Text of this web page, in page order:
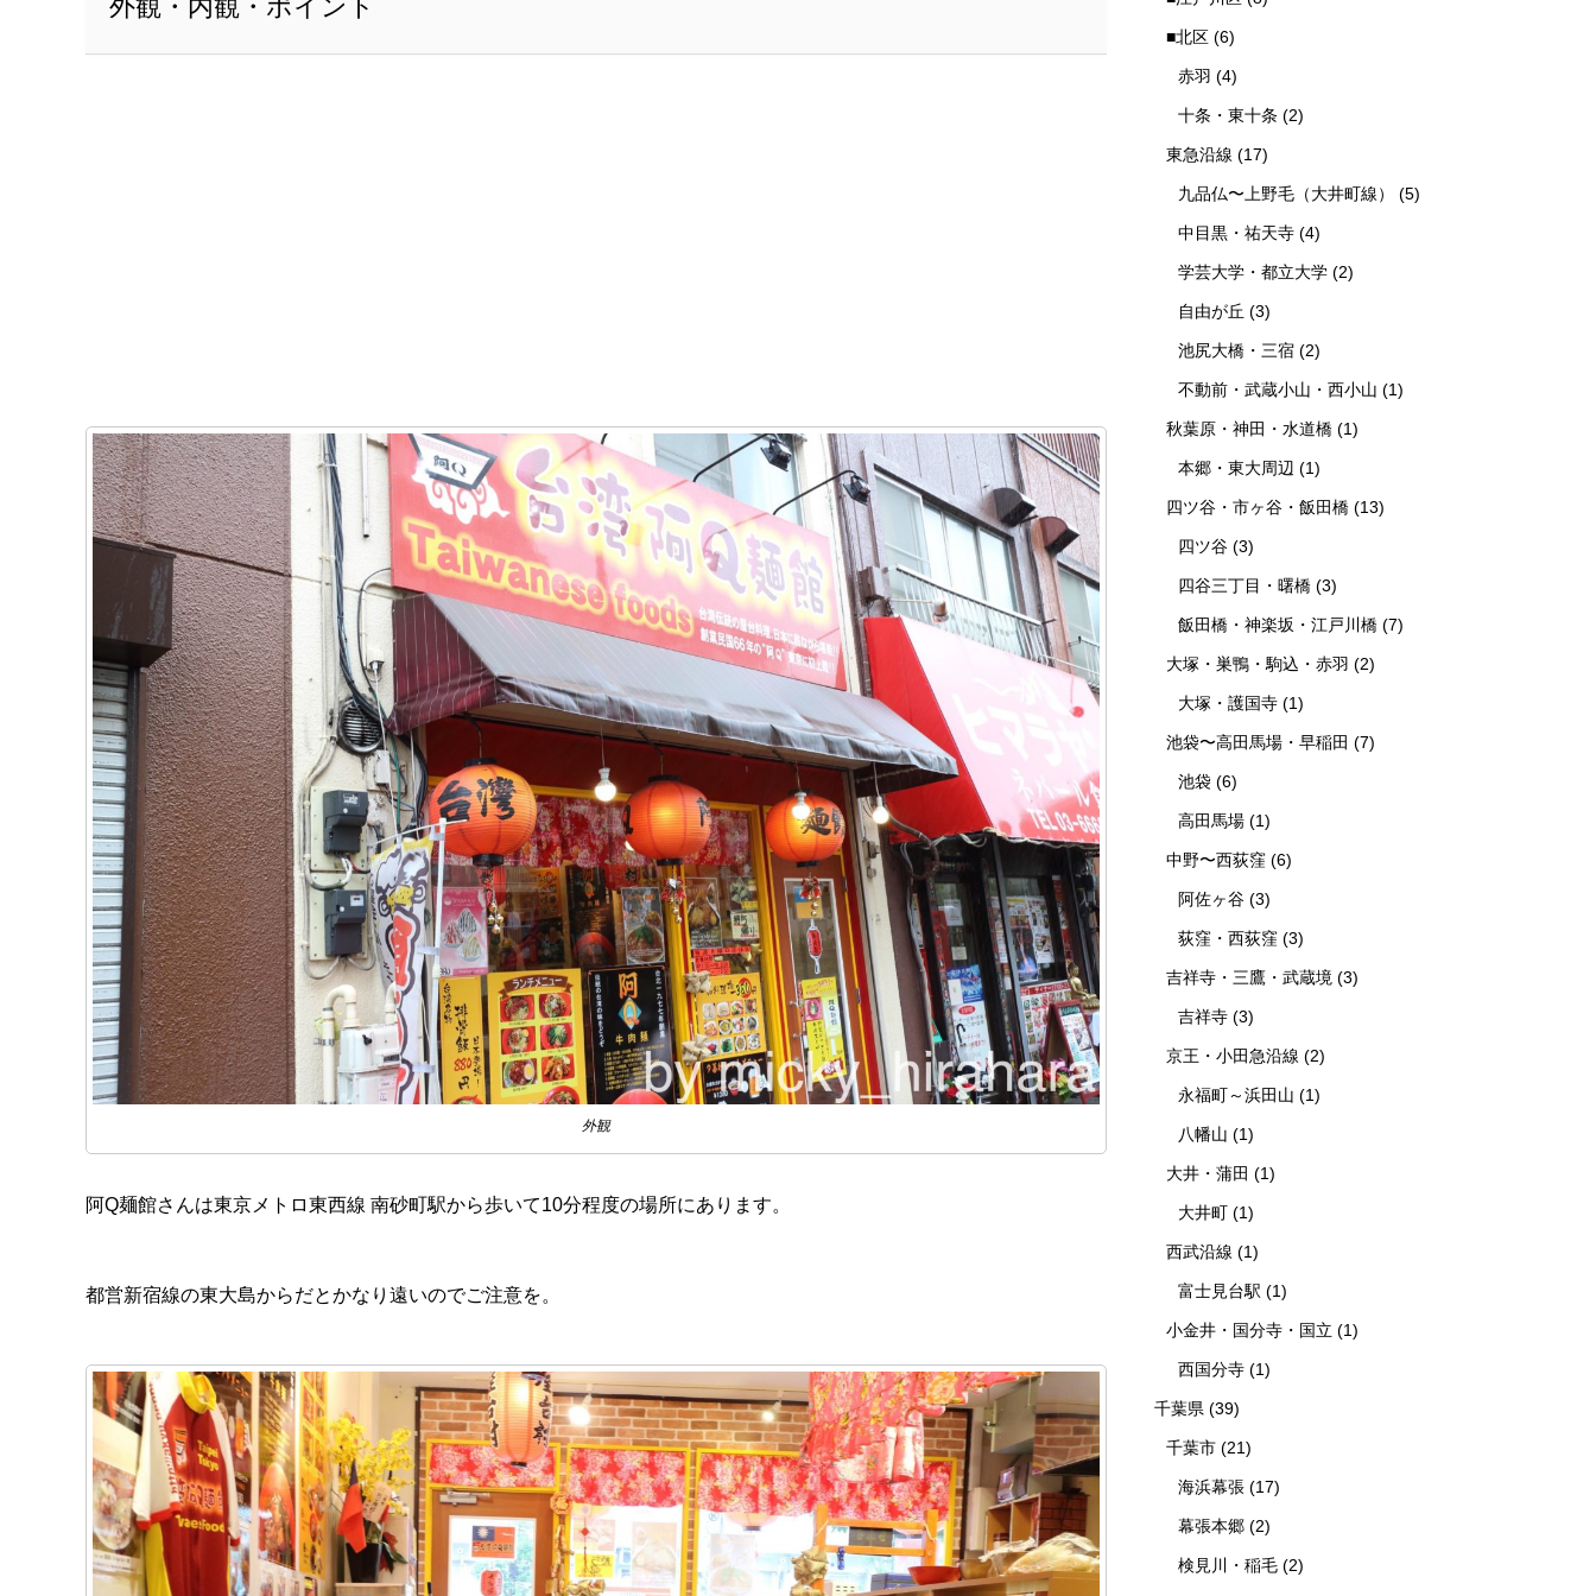
外観・内観・ポイント
外観
阿Q麺館さんは東京メトロ東西線 南砂町駅から歩いて10分程度の場所にあります。
都営新宿線の東大島からだとかなり遠いのでご注意を。
■北区 (6)
赤羽 (4)
十条・東十条 (2)
東急沿線 (17)
九品仏〜上野毛（大井町線） (5)
中目黒・祐天寺 (4)
学芸大学・都立大学 (2)
自由が丘 (3)
池尻大橋・三宿 (2)
不動前・武蔵小山・西小山 (1)
秋葉原・神田・水道橋 (1)
本郷・東大周辺 (1)
四ツ谷・市ヶ谷・飯田橋 (13)
四ツ谷 (3)
四谷三丁目・曙橋 (3)
飯田橋・神楽坂・江戸川橋 (7)
大塚・巣鴨・駒込・赤羽 (2)
大塚・護国寺 (1)
池袋〜高田馬場・早稲田 (7)
池袋 (6)
高田馬場 (1)
中野〜西荻窪 (6)
阿佐ヶ谷 (3)
荻窪・西荻窪 (3)
吉祥寺・三鷹・武蔵境 (3)
吉祥寺 (3)
京王・小田急沿線 (2)
永福町～浜田山 (1)
八幡山 (1)
大井・蒲田 (1)
大井町 (1)
西武沿線 (1)
富士見台駅 (1)
小金井・国分寺・国立 (1)
西国分寺 (1)
千葉県 (39)
千葉市 (21)
海浜幕張 (17)
幕張本郷 (2)
検見川・稲毛 (2)